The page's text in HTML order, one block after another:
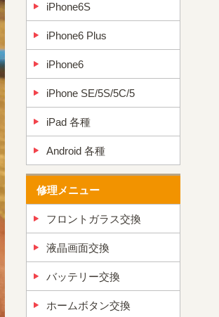
iPhone6S
iPhone6 Plus
iPhone6
iPhone SE/5S/5C/5
iPad 各種
Android 各種
修理メニュー
フロントガラス交換
液晶画面交換
バッテリー交換
ホームボタン交換